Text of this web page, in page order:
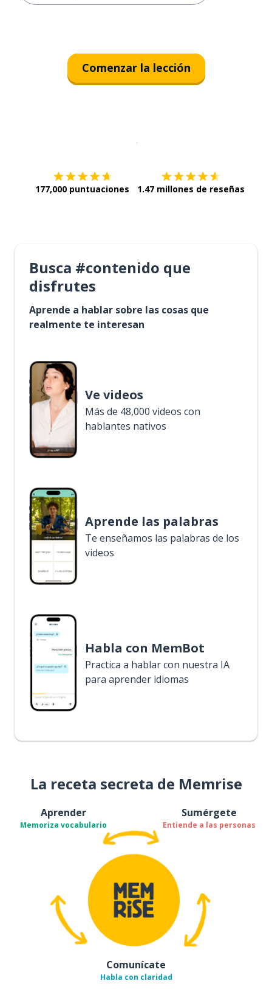
Comenzar la lección
177,000 puntuaciones 1.47 millones de reseñas
Busca #contenido que
disfrutes
Aprende a hablar sobre las cosas que
realmente te interesan
Ve videos
Más de 48,000 videos con
hablantes nativos
Aprende las palabras
Te enseñamos las palabras de los
videos
Habla con MemBot
Practica a hablar con nuestra IA
para aprender idiomas
La receta secreta de Memrise
Aprender
Memoriza vocabulario
Sumérgete
Entiende a las personas
Comunícate
Habla con claridad